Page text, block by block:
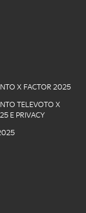
X FACTOR 2025
TELEVOTO X
E PRIVACY